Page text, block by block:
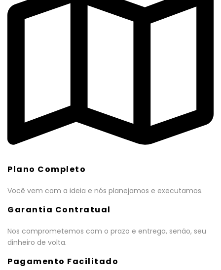
Plano Completo
Você vem com a ideia e nós planejamos e executamos.
Garantia Contratual
Nos comprometemos com o prazo e entrega, senão, seu
dinheiro de volta.
Pagamento Facilitado